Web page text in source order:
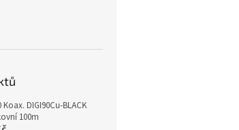
Koax. DIGI90Cu-BLACK
100m